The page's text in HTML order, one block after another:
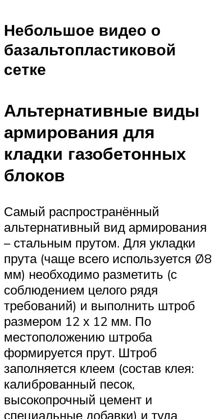
Небольшое видео о
базальтопластиковой
сетке
Альтернативные виды
армирования для
кладки газобетонных
блоков
Самый распространённый
альтернативный вид армирования
– стальным прутом. Для укладки
прута (чаще всего используется Ø8
мм) необходимо разметить (с
соблюдением целого рядя
требований) и выполнить штроб
размером 12 х 12 мм. По
местоположению штроба
формируется прут. Штроб
заполняется клеем (состав клея:
калиброванный песок,
высокопрочный цемент и
специальные добавки) и туда